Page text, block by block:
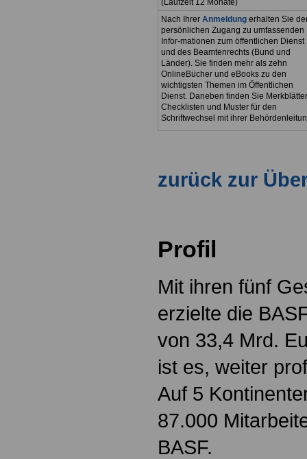
(Laufzeit 12 Monate)
Nach Ihrer Anmeldung erhalten Sie
persönlichen Zugang zu umfassenden
Infor-mationen zum öffentlichen Dienst
und des Beamtenrechts (Bund und
Länder). Sie finden mehr als zehn
OnlineBücher und eBooks zu den
wichtigsten Themen im Öffentlichen
Dienst. Daneben finden Sie
Checklisten und Muster für den
Schriftwechsel mit ihrer
zurück zur
Profil
Mit ihren fünf
erzielte die
von 33,4 Mrd.
ist es, weiter
Auf 5
87.000
BASF.